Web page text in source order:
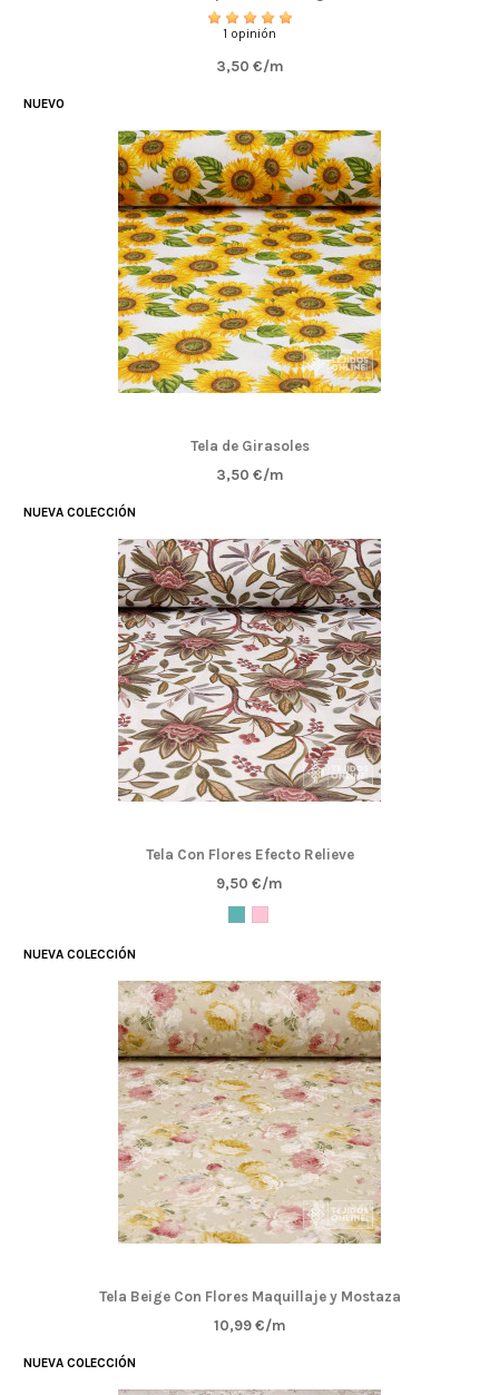
1 opinión
3,50 €/m
NUEVO
Tela de Girasoles
3,50 €/m
NUEVA COLECCIÓN
Tela Con Flores Efecto Relieve
9,50 €/m
NUEVA COLECCIÓN
Tela Beige Con Flores Maquillaje y Mostaza
10,99 €/m
NUEVA COLECCIÓN